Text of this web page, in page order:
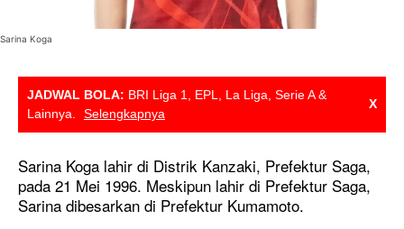
Sarina Koga
JADWAL BOLA: BRI Liga 1, EPL, La Liga, Serie A &
Lainnya.
Selengkapnya
X
Sarina Koga lahir di Distrik Kanzaki, Prefektur Saga,
pada 21 Mei 1996. Meskipun lahir di Prefektur Saga,
Sarina dibesarkan di Prefektur Kumamoto.